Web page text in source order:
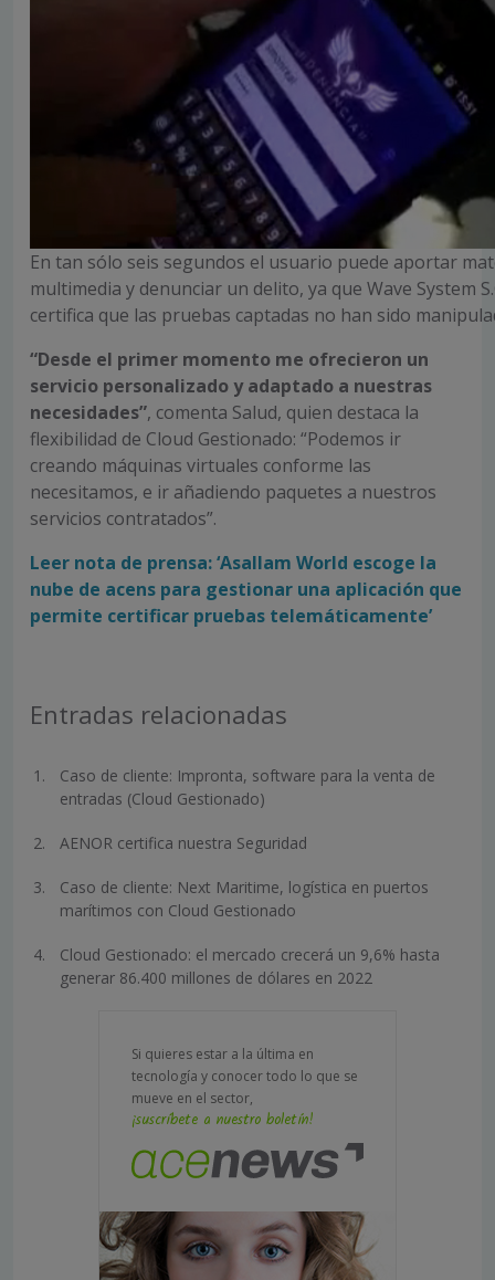
En tan sólo seis segundos el usuario puede aportar
multimedia y denunciar un delito, ya que Wave System
certifica que las pruebas captadas no han sido
“Desde el primer momento me ofrecieron un
servicio personalizado y adaptado a nuestras
necesidades”, comenta Salud, quien destaca la
flexibilidad de Cloud Gestionado: “Podemos ir
creando máquinas virtuales conforme las
necesitamos, e ir añadiendo paquetes a nuestros
servicios contratados”.
Leer nota de prensa: ‘Asallam World escoge la
nube de acens para gestionar una aplicación que
permite certificar pruebas telemáticamente’
Entradas relacionadas
Caso de cliente: Impronta, software para la venta de
entradas (Cloud Gestionado)
AENOR certifica nuestra Seguridad
Caso de cliente: Next Maritime, logística en puertos
marítimos con Cloud Gestionado
Cloud Gestionado: el mercado crecerá un 9,6% hasta
generar 86.400 millones de dólares en 2022
Si quieres estar a la última en
tecnología y conocer todo lo que se
mueve en el sector,
¡suscríbete a nuestro boletín!